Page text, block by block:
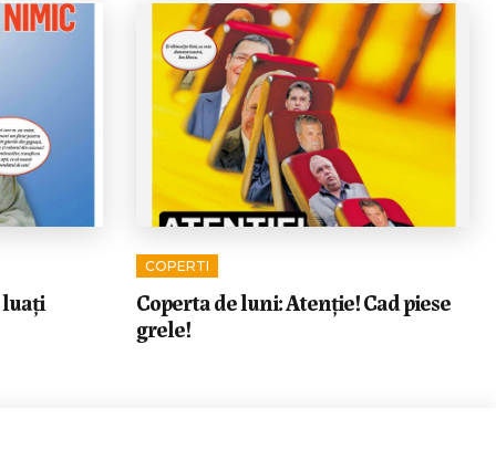
luați
COPERTI
Coperta de luni: Atenție! Cad piese
grele!